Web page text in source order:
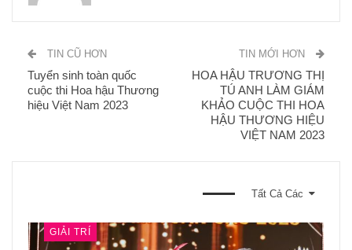
TIN CŨ HƠN
Tuyển sinh toàn quốc
cuộc thi Hoa hậu Thương
hiệu Việt Nam 2023
TIN MỚI HƠN
HOA HẬU TRƯƠNG THỊ
TÚ ANH LÀM GIÁM
KHẢO CUỘC THI HOA
HẬU THƯƠNG HIỆU
VIỆT NAM 2023
Tất Cả Các
GIẢI TRÍ